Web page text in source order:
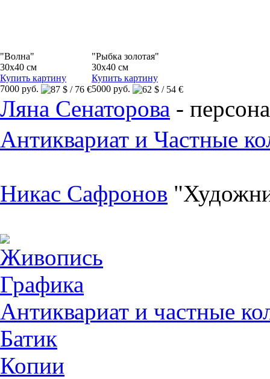
"Волна"
30x40 см
Купить картину
7000 руб.
"Рыбка золотая"
30x40 см
Купить картину
5000 руб.
Ляна Сенаторова -
Антиквариат и Частные
Никас Сафронов
Живопись
Графика
Антиквариат и частные
Батик
Копии